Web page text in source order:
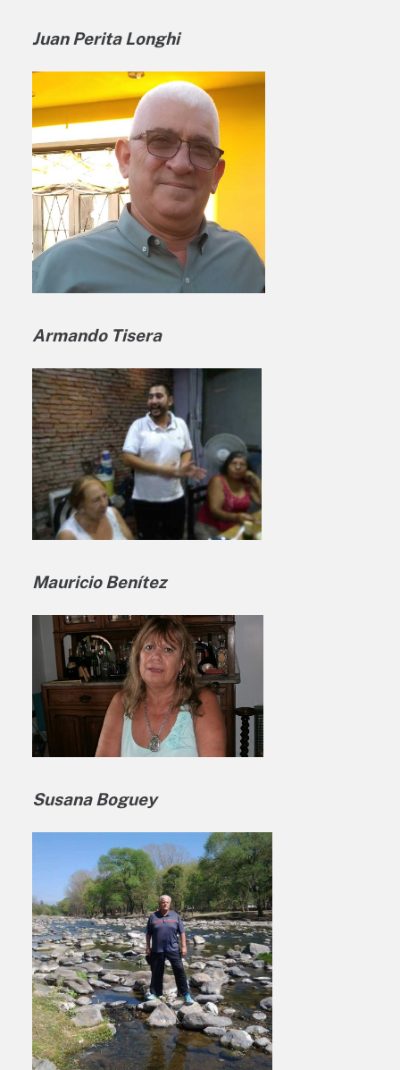
Juan Perita Longhi
Armando Tisera
Mauricio Benítez
Susana Boguey